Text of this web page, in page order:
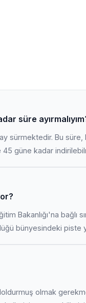
süre
sürmektedir. Bu süre,
güne kadar
Bakanlığı'na bağlı
bünyesindeki piste
doldurmuş olmak